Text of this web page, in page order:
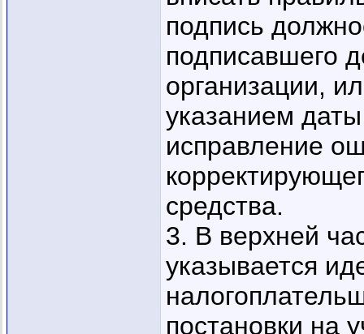
подпись
подписавшего
организации,
указанием
исправление
средства.
3. В верхней
указывается
постановки на